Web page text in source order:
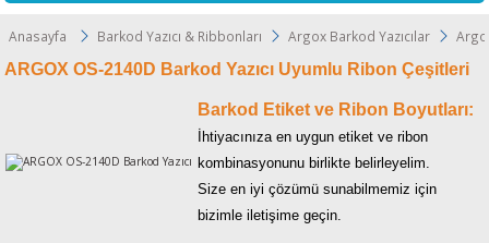
Resin Ribon
Ribon
Toner
CP
Anasayfa Barkod Yazıcı & Ribbonları Argox Barkod Yazıcılar
ARGOX OS-2140D Barkod Yazıcı Uyumlu Ribon Çeşitleri
Barkod Etiket ve Ribon Boyutları:
İhtiyacınıza en uygun etiket ve ribon
kombinasyonunu birlikte belirleyelim.
Size en iyi çözümü sunabilmemiz için
bizimle iletişime geçin.